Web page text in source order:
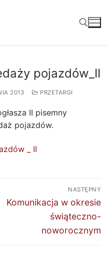
pojazdów_II
2013 PRZETARGI
II pisemny
pojazdów.
_ II
NASTĘPNY
Następny
Komunikacja w okresie
świąteczno-
noworocznym